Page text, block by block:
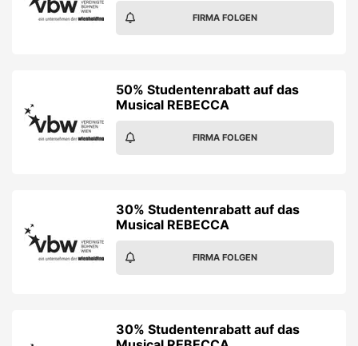
FIRMA FOLGEN
50% Studentenrabatt auf das
Musical REBECCA
FIRMA FOLGEN
30% Studentenrabatt auf das
Musical REBECCA
FIRMA FOLGEN
30% Studentenrabatt auf das